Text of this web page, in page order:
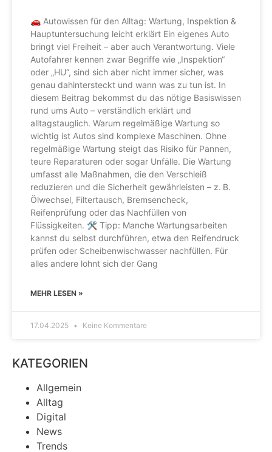
🚗 Autowissen für den Alltag: Wartung, Inspektion &
Hauptuntersuchung leicht erklärt Ein eigenes Auto
bringt viel Freiheit – aber auch Verantwortung. Viele
Autofahrer kennen zwar Begriffe wie „Inspektion“
oder „HU“, sind sich aber nicht immer sicher, was
genau dahintersteckt und wann was zu tun ist. In
diesem Beitrag bekommst du das nötige Basiswissen
rund ums Auto – verständlich erklärt und
alltagstauglich. Warum regelmäßige Wartung so
wichtig ist Autos sind komplexe Maschinen. Ohne
regelmäßige Wartung steigt das Risiko für Pannen,
teure Reparaturen oder sogar Unfälle. Die Wartung
umfasst alle Maßnahmen, die den Verschleiß
reduzieren und die Sicherheit gewährleisten – z. B.
Ölwechsel, Filtertausch, Bremsencheck,
Reifenprüfung oder das Nachfüllen von
Flüssigkeiten. 🛠 Tipp: Manche Wartungsarbeiten
kannst du selbst durchführen, etwa den Reifendruck
prüfen oder Scheibenwischwasser nachfüllen. Für
alles andere lohnt sich der Gang
MEHR LESEN »
17.04.2025 Keine Kommentare
KATEGORIEN
Allgemein
Alltag
Digital
News
Trends